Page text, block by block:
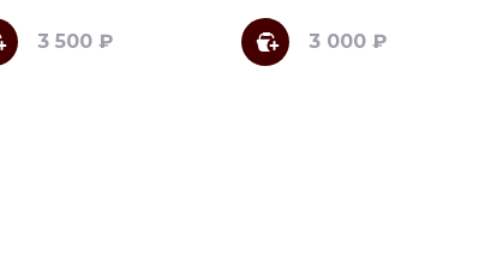
3 500 ₽ 3 000 ₽